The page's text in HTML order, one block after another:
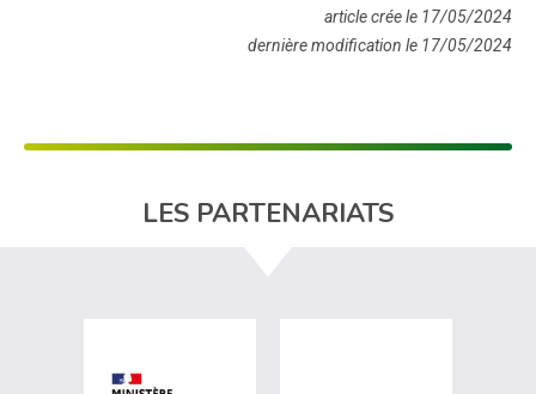
article crée le 17/05/2024
dernière modification le 17/05/2024
LES PARTENARIATS